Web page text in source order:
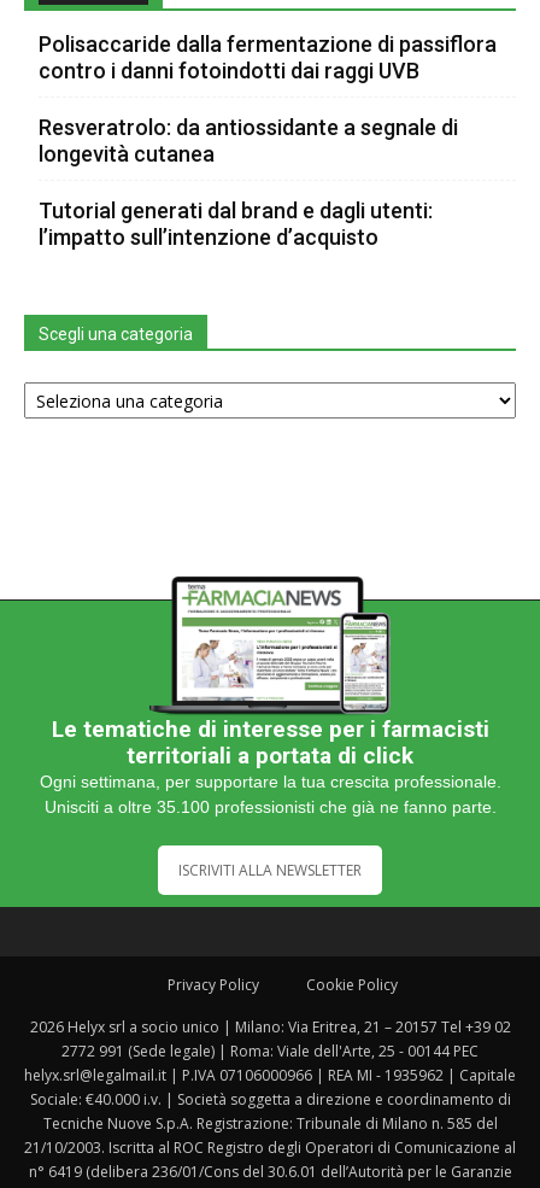
Polisaccaride dalla fermentazione di passiflora
contro i danni fotoindotti dai raggi UVB
Resveratrolo: da antiossidante a segnale di
longevità cutanea
Tutorial generati dal brand e dagli utenti:
l’impatto sull’intenzione d’acquisto
Scegli una categoria
Scegli
una
Le tematiche di interesse per i farmacisti
territoriali a portata di click
Ogni settimana, per supportare la tua crescita professionale.
Unisciti a oltre 35.100 professionisti che già ne fanno parte.
ISCRIVITI ALLA NEWSLETTER
Privacy Policy Cookie Policy
2026 Helyx srl a socio unico | Milano: Via Eritrea, 21 – 20157 Tel +39 02
2772 991 (Sede legale) | Roma: Viale dell'Arte, 25 - 00144 PEC
helyx.srl@legalmail.it | P.IVA 07106000966 | REA MI - 1935962 | Capitale
Sociale: €40.000 i.v. | Società soggetta a direzione e coordinamento di
Tecniche Nuove S.p.A. Registrazione: Tribunale di Milano n. 585 del
21/10/2003. Iscritta al ROC Registro degli Operatori di Comunicazione al
n° 6419 (delibera 236/01/Cons del 30.6.01 dell’Autorità per le Garanzie